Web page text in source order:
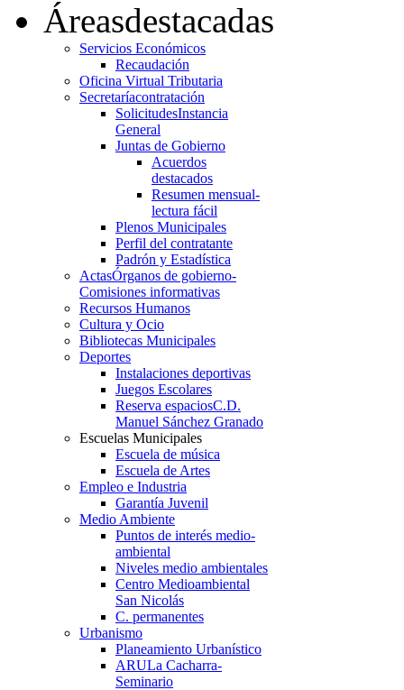
Áreasdestacadas
Servicios Económicos
Recaudación
Oficina Virtual Tributaria
Secretaríacontratación
SolicitudesInstancia
General
Juntas de Gobierno
Acuerdos
destacados
Resumen mensual-
lectura fácil
Plenos Municipales
Perfil del contratante
Padrón y Estadística
ActasÓrganos de gobierno-
Comisiones informativas
Recursos Humanos
Cultura y Ocio
Bibliotecas Municipales
Deportes
Instalaciones deportivas
Juegos Escolares
Reserva espaciosC.D.
Manuel Sánchez Granado
Escuelas Municipales
Escuela de música
Escuela de Artes
Empleo e Industria
Garantía Juvenil
Medio Ambiente
Puntos de interés medio-
ambiental
Niveles medio ambientales
Centro Medioambiental
San Nicolás
C. permanentes
Urbanismo
Planeamiento Urbanístico
ARULa Cacharra-
Seminario